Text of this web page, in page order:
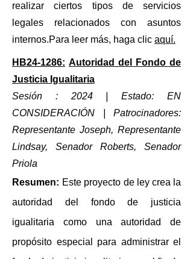
realizar ciertos tipos de servicios
legales relacionados con asuntos
internos.Para leer más, haga clic aquí.
HB24-1286: Autoridad del Fondo de
Justicia Igualitaria
Sesión : 2024 | Estado: EN
CONSIDERACIÓN
| Patrocinadores:
Representante Joseph, Representante
Lindsay, Senador Roberts, Senador
Priola
Resumen: Este proyecto de ley crea la
autoridad del fondo de justicia
igualitaria como una autoridad de
propósito especial para administrar el